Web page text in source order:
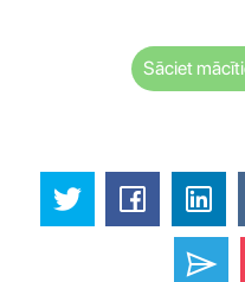
Sāciet